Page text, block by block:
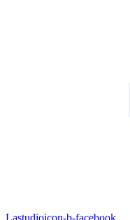
Lastudioicon-b-facebook